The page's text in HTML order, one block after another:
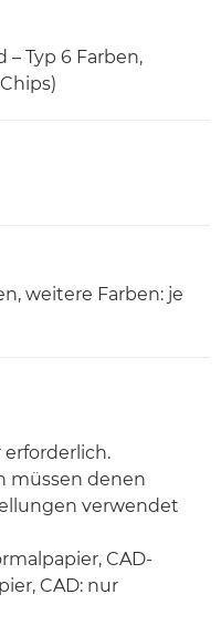
Typ 6 Farben,
weitere Farben: je
müssen denen
verwendet
CAD-
CAD: nur